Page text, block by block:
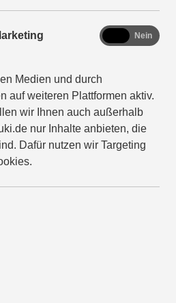
Medien und durch
auf weiteren Plattformen aktiv.
wir Ihnen auch außerhalb
nur Inhalte anbieten, die
Dafür nutzen wir Targeting
marketing
Nein
Hinweise (z. B. zu
die aus gestalterischen Gründen
wurden. Diese
in Textform
selbst eingepflegte Inhalte,
Bilder und
nicht durchgehend den
(z. B. YouTube,
Barrierefreiheit wir keinen
Elemente kann teilweise
der Behebung dieser Barrieren